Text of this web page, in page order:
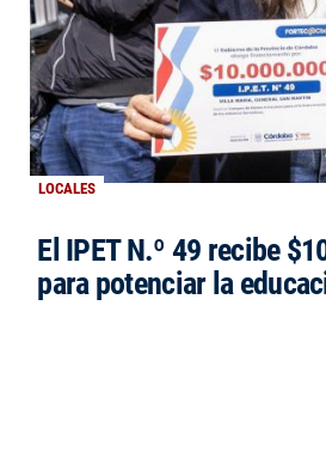
LOCALES
El IPET N.º 49 recibe
para potenciar la